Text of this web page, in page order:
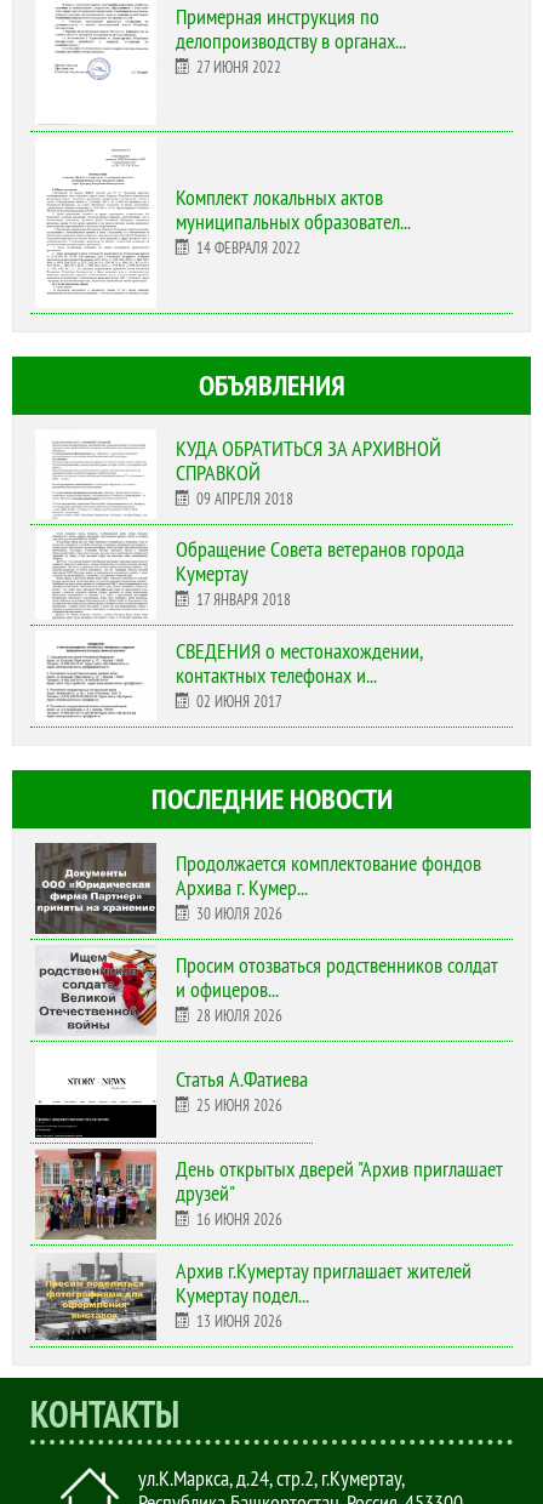
Примерная инструкция по
делопроизводству в органах...
27 ИЮНЯ 2022
Комплект локальных актов
муниципальных образовател...
14 ФЕВРАЛЯ 2022
ОБЪЯВЛЕНИЯ
КУДА ОБРАТИТЬСЯ ЗА АРХИВНОЙ
СПРАВКОЙ
09 АПРЕЛЯ 2018
Обращение Совета ветеранов города
Кумертау
17 ЯНВАРЯ 2018
СВЕДЕНИЯ о местонахождении,
контактных телефонах и...
02 ИЮНЯ 2017
ПОСЛЕДНИЕ НОВОСТИ
Продолжается комплектование фондов
Архива г. Кумер...
30 ИЮЛЯ 2026
Просим отозваться родственников солдат
и офицеров...
28 ИЮЛЯ 2026
Статья А.Фатиева
25 ИЮНЯ 2026
День открытых дверей "Архив приглашает
друзей"
16 ИЮНЯ 2026
Архив г.Кумертау приглашает жителей
Кумертау подел...
13 ИЮНЯ 2026
КОНТАКТЫ
ул.К.Маркса, д.24, стр.2,г.Кумертау,